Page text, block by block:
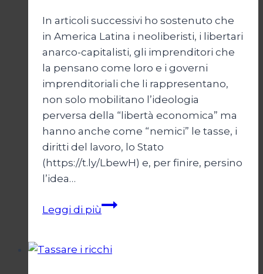
In articoli successivi ho sostenuto che
in America Latina i neoliberisti, i libertari
anarco-capitalisti, gli imprenditori che
la pensano come loro e i governi
imprenditoriali che li rappresentano,
non solo mobilitano l’ideologia
perversa della “libertà economica” ma
hanno anche come “nemici” le tasse, i
diritti del lavoro, lo Stato
(https://t.ly/LbewH) e, per finire, persino
l’idea…
Leggi di piùGiustizia
libera